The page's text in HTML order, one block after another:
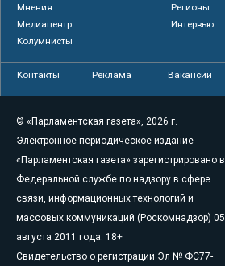
Мнения
Регионы
Медиацентр
Интервью
Колумнисты
Контакты Реклама Вакансии
© «Парламентская газета», 2026 г.
Электронное периодическое издание
«Парламентская газета» зарегистрировано в
Федеральной службе по надзору в сфере
связи, информационных технологий и
массовых коммуникаций (Роскомнадзор) 05
августа 2011 года. 18+
Свидетельство о регистрации Эл № ФС77-